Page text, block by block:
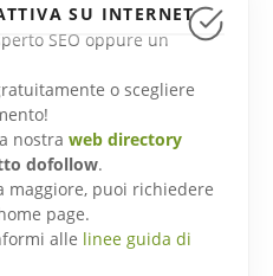
SU INTERNET
SEO oppure un
o scegliere
nostra web directory
dofollow.
maggiore, puoi richiedere
page.
alle linee guida di